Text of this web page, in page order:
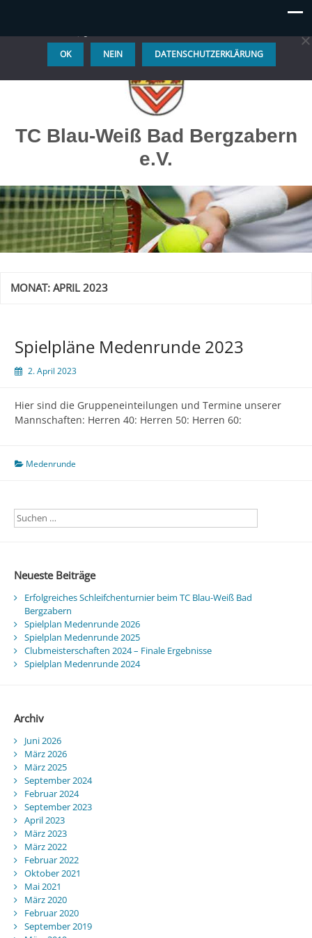
TC Blau-Weiß Bad Bergzabern
e.V.
MONAT:APRIL 2023
Spielpläne Medenrunde 2023
2. April 2023
Hier sind die Gruppeneinteilungen und Termine unserer
Mannschaften: Herren 40: Herren 50: Herren 60:
Medenrunde
Neueste Beiträge
Erfolgreiches Schleifchenturnier beim TC Blau-Weiß Bad
Bergzabern
Spielplan Medenrunde 2026
Spielplan Medenrunde 2025
Clubmeisterschaften 2024 – Finale Ergebnisse
Spielplan Medenrunde 2024
Archiv
Juni 2026
März 2026
März 2025
September 2024
Februar 2024
September 2023
April 2023
März 2023
März 2022
Februar 2022
Oktober 2021
Mai 2021
März 2020
Februar 2020
September 2019
OK NEIN DATENSCHUTZERKLÄRUNG